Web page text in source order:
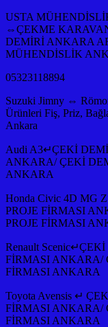
USTA
⇔ÇEKME
DEMİRİ ANKARA
MÜHENDİSLİK
05323118894
Suzuki Jimny ⇔
Ürünleri Fiş, Priz,
Ankara
Audi A3↵ÇEKİ
ANKARA/ ÇEKİ
ANKARA
Honda Civic 4D MG
PROJE FİRMASI
PROJE FİRMASI
Renault
FİRMASI ANKARA/
FİRMASI ANKARA
Toyota Avensis ↵
FİRMASI ANKARA/
FİRMASI ANKARA